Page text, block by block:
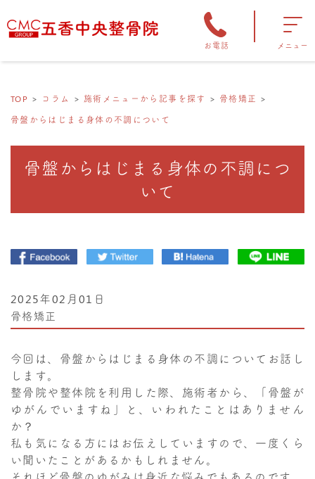
お電話 メニュー
TOP コラム 施術メニューから記事を探す
骨格矯正
骨盤からはじまる身体の不調について
骨盤からはじまる身体の不調につ
いて
2025年02月01日
骨格矯正
今回は、骨盤からはじまる身体の不調についてお話し
します。
整骨院や整体院を利用した際、施術者から、「骨盤が
ゆがんでいますね」と、いわれたことはありません
か？
私も気になる方にはお伝えしていますので、一度くら
い聞いたことがあるかもしれません。